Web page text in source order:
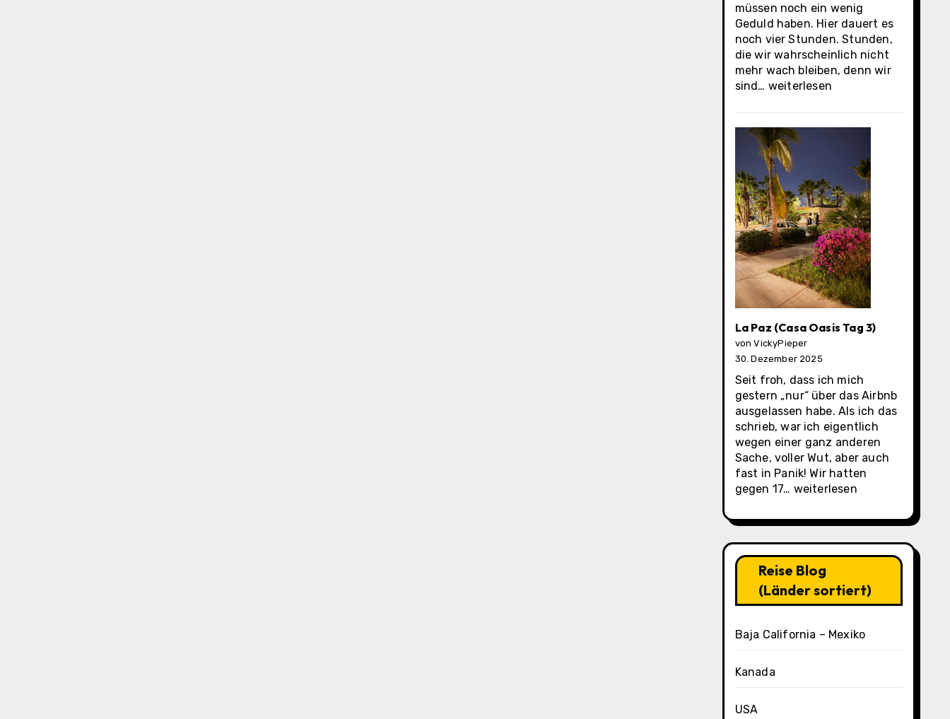
müssen noch ein wenig
Geduld haben. Hier dauert es
noch vier Stunden. Stunden,
die wir wahrscheinlich nicht
mehr wach bleiben, denn wir
sind… La
(Casa
Oasis
Tag
4)
weiterlesen
La Paz (Casa Oasis Tag 3)
von VickyPieper
30. Dezember 2025
Seit froh, dass ich mich
gestern „nur“ über das Airbnb
ausgelassen habe. Als ich das
schrieb, war ich eigentlich
wegen einer ganz anderen
Sache, voller Wut, aber auch
fast in Panik! Wir hatten
gegen 17… La
(Casa
3)
weiterlesen
Reise Blog
(Länder sortiert)
Baja California – Mexiko
Kanada
USA